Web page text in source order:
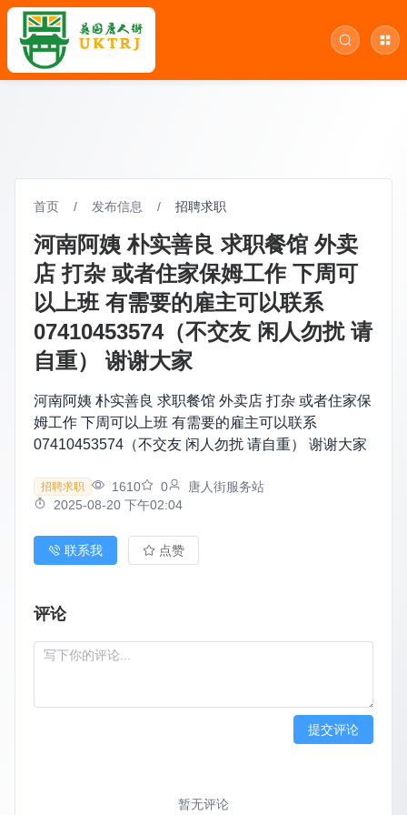
首页 / 发布信息 / 招聘求职
河南阿姨 朴实善良 求职餐馆 外卖
店 打杂 或者住家保姆工作 下周可
以上班 有需要的雇主可以联系
07410453574（不交友 闲人勿扰 请
自重） 谢谢大家
河南阿姨 朴实善良 求职餐馆 外卖店 打杂 或者住家保
姆工作 下周可以上班 有需要的雇主可以联系
07410453574（不交友 闲人勿扰 请自重） 谢谢大家
招聘求职 1610 0
唐人街服务站
2025-08-20 下午02:04
联系我 点赞
评论
提交评论
暂无评论